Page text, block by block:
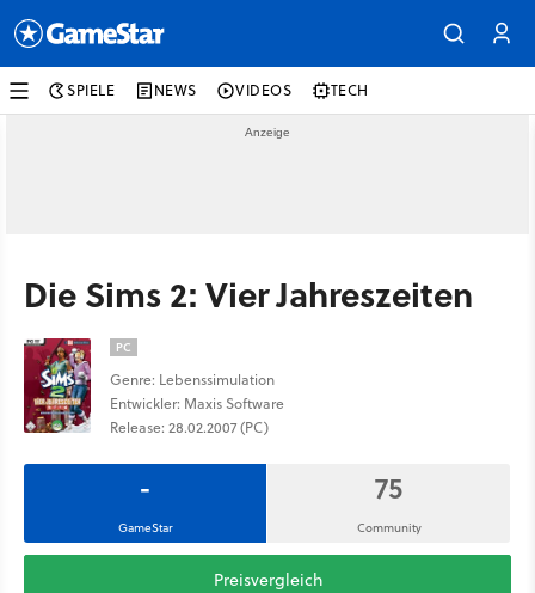
SPIELE NEWS VIDEOS TECH
Die Sims 2: Vier Jahreszeiten
PC
Genre: Lebenssimulation
Entwickler: Maxis Software
Release: 28.02.2007 (PC)
-
GameStar
75
Community
Preisvergleich